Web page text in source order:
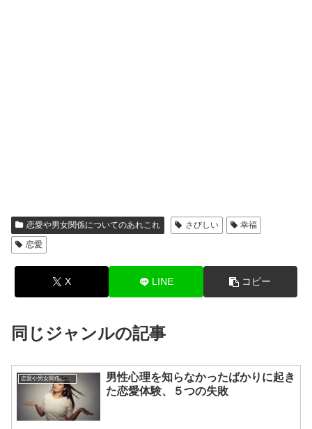
恋愛や男女関係についてのあれこれ さびしい
幸福
恋愛
X LINE コピー
同じジャンルの記事
恋愛や男女関係についてのあれこれ
男性心理を知らなかったばかりに起き
た恋愛体験、５つの失敗